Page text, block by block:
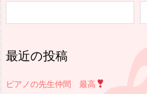
最近の投稿
ピアノの先生仲間 最高